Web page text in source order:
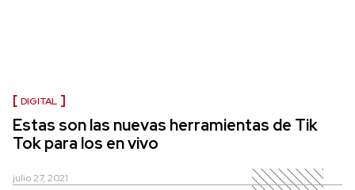
DIGITAL
Estas son las nuevas herramientas de Tik
Tok para los en vivo
julio 27, 2021